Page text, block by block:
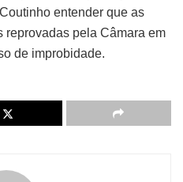
entender que as
reprovadas pela Câmara em
de improbidade.